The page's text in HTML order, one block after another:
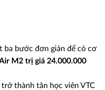
ba bước đơn giản để có cơ
M2 trị giá 24.000.000
thành tân học viên VTC